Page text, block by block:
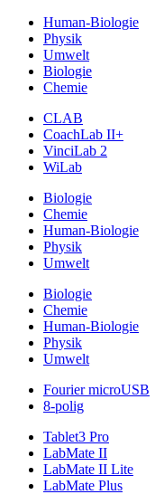
Human-Biologie
Physik
Umwelt
Biologie
Chemie
CLAB
CoachLab II+
VinciLab 2
WiLab
Biologie
Chemie
Human-Biologie
Physik
Umwelt
Biologie
Chemie
Human-Biologie
Physik
Umwelt
Fourier microUSB
8-polig
Tablet3 Pro
LabMate II
LabMate II Lite
LabMate Plus